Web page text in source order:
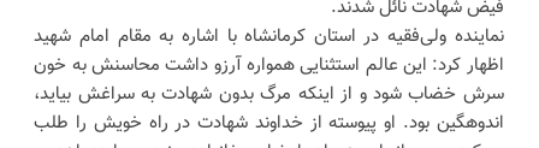
فیض شهادت نائل شدند.
نماینده ولی‌فقیه در استان کرمانشاه با اشاره به مقام امام شهید
اظهار کرد: این عالم استثنایی همواره آرزو داشت محاسنش به خون
سرش خضاب شود و از اینکه مرگ بدون شهادت به سراغش بیاید،
اندوهگین بود. او پیوسته از خداوند شهادت در راه خویش را طلب